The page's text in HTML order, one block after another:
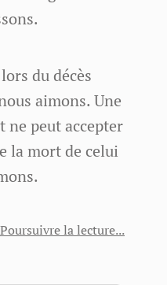
du décès
aimons. Une
ne peut accepter
la mort de celui
Poursuivre la lecture